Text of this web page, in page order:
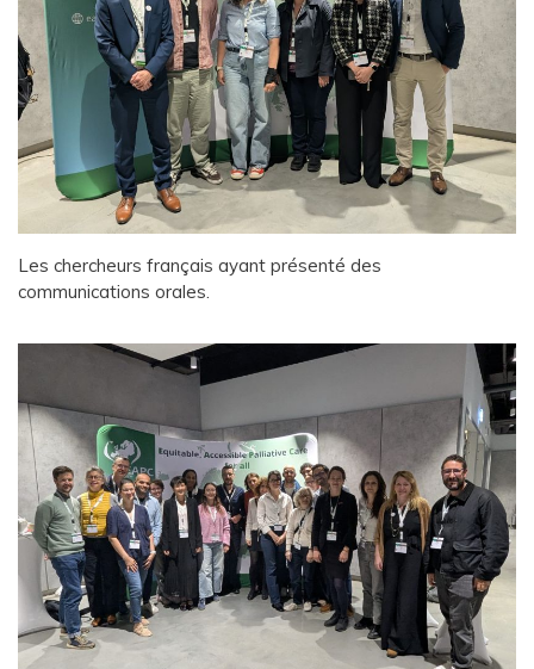
Les chercheurs français ayant présenté des
communications orales.